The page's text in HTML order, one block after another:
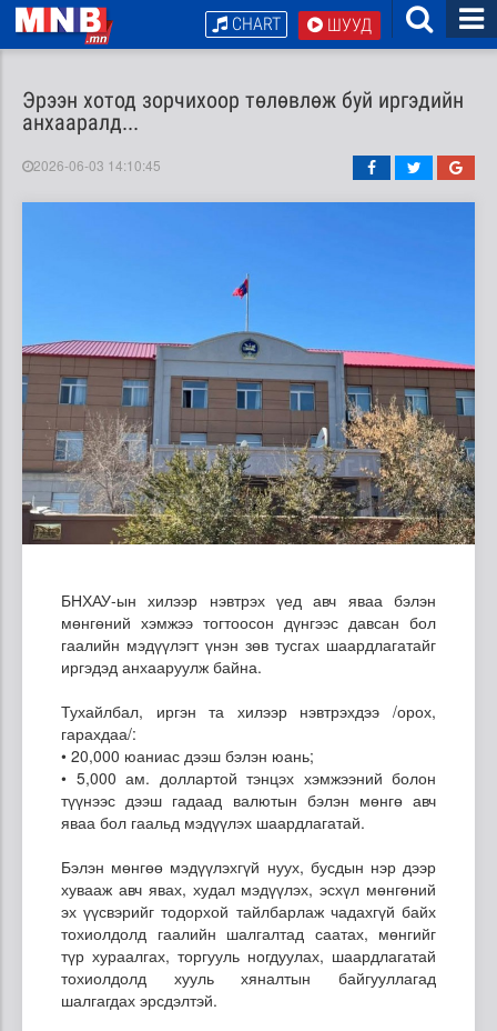
ШУУД
CHART
Эрээн хотод зорчихоор төлөвлөж буй иргэдийн
анхааралд...
2026-06-03 14:10:45
БНХАУ-ын хилээр нэвтрэх үед авч яваа бэлэн
мөнгөний хэмжээ тогтоосон дүнгээс давсан бол
гаалийн мэдүүлэгт үнэн зөв тусгах шаардлагатайг
иргэдэд анхааруулж байна.
Тухайлбал, иргэн та хилээр нэвтрэхдээ /орох,
гарахдаа/:
• 20,000 юаниас дээш бэлэн юань;
• 5,000 ам. доллартой тэнцэх хэмжээний болон
түүнээс дээш гадаад валютын бэлэн мөнгө авч
яваа бол гаальд мэдүүлэх шаардлагатай.
Бэлэн мөнгөө мэдүүлэхгүй нуух, бусдын нэр дээр
хувааж авч явах, худал мэдүүлэх, эсхүл мөнгөний
эх үүсвэрийг тодорхой тайлбарлаж чадахгүй байх
тохиолдолд гаалийн шалгалтад саатах, мөнгийг
түр хураалгах, торгууль ногдуулах, шаардлагатай
тохиолдолд хууль хяналтын байгууллагад
шалгагдах эрсдэлтэй.